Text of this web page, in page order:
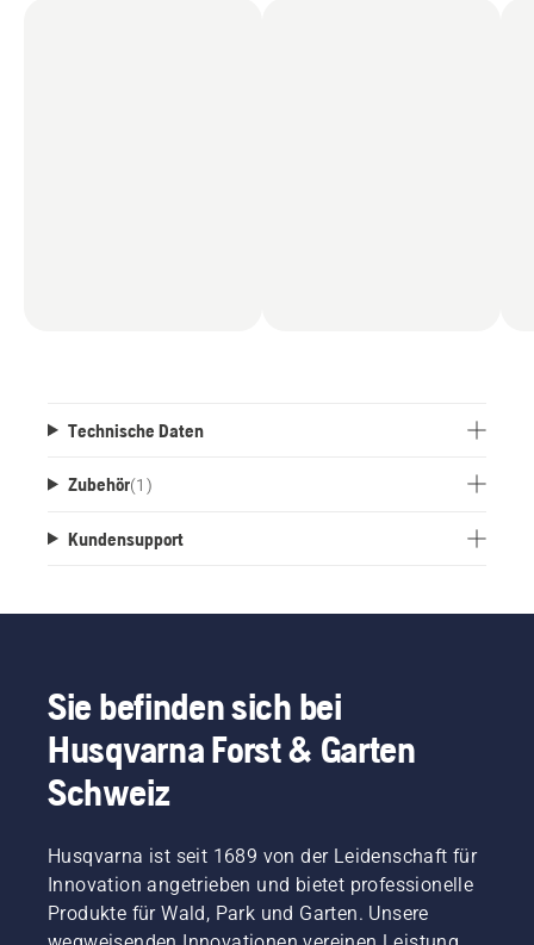
Technische Daten
Zubehör(1 )
Kundensupport
Sie befinden sich bei
Husqvarna Forst & Garten
Schweiz
Husqvarna ist seit 1689 von der Leidenschaft für
Innovation angetrieben und bietet professionelle
Produkte für Wald, Park und Garten. Unsere